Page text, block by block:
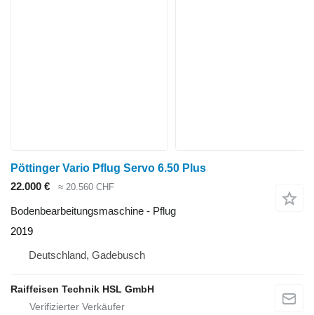
Pöttinger Vario Pflug Servo 6.50 Plus
22.000 €
≈ 20.560 CHF
Bodenbearbeitungsmaschine - Pflug
2019
Deutschland, Gadebusch
Raiffeisen Technik HSL GmbH